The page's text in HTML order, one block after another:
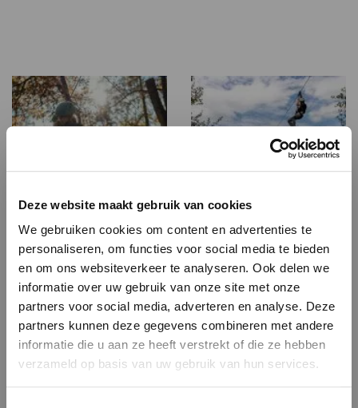
Deze website maakt gebruik van cookies
We gebruiken cookies om content en advertenties te
personaliseren, om functies voor social media te bieden
en om ons websiteverkeer te analyseren. Ook delen we
informatie over uw gebruik van onze site met onze
partners voor social media, adverteren en analyse. Deze
partners kunnen deze gegevens combineren met andere
informatie die u aan ze heeft verstrekt of die ze hebben
verzameld op basis van uw gebruik van hun services.